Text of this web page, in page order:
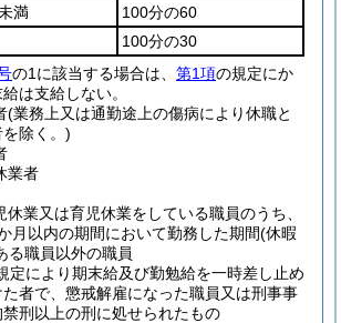
満
100分の60
100分の30
の1に該当する場合は、 第1項の規定にか
は支給しない。
(業務上又は通勤途上の傷病により休職と
除く。)
業者
休業又は育児休業をしている職員のうち、
月以内の期間において勤務した期間(休暇
る職員以外の職員
定により期末給及び勤勉給を一時差し止め
者で、懲戒解雇になった職員又は刑事事
刑以上の刑に処せられたもの